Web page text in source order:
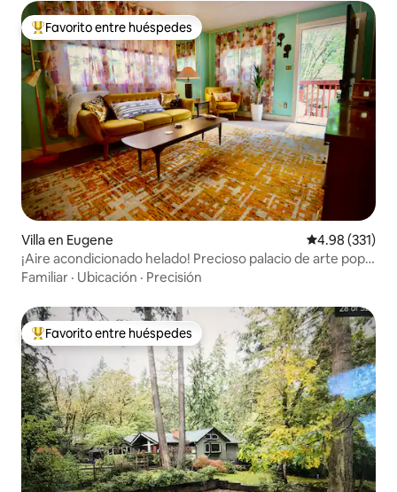
De los mejores en Favorito entre huéspedes
Favorito entre huéspedes
Villa en Eugene Calificación
4.98 (331)
¡Aire acondicionado helado! Precioso palacio de arte pop
de ensueño en el centro
Familiar · Ubicación · Precisión
De los mejores en Favorito entre huéspedes
Favorito entre huéspedes